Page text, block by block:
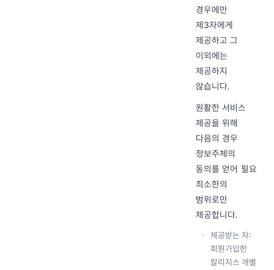
경우에만
제3자에게
제공하고 그
이외에는
제공하지
않습니다.
원활한 서비스
제공을 위해
다음의 경우
정보주체의
동의를 얻어 필요
최소한의
범위로만
제공합니다.
제공받는 자:
회원가입한
칼리지스 개별